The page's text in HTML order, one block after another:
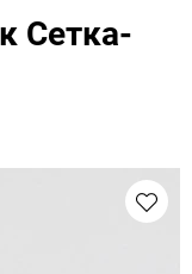
Сетка-